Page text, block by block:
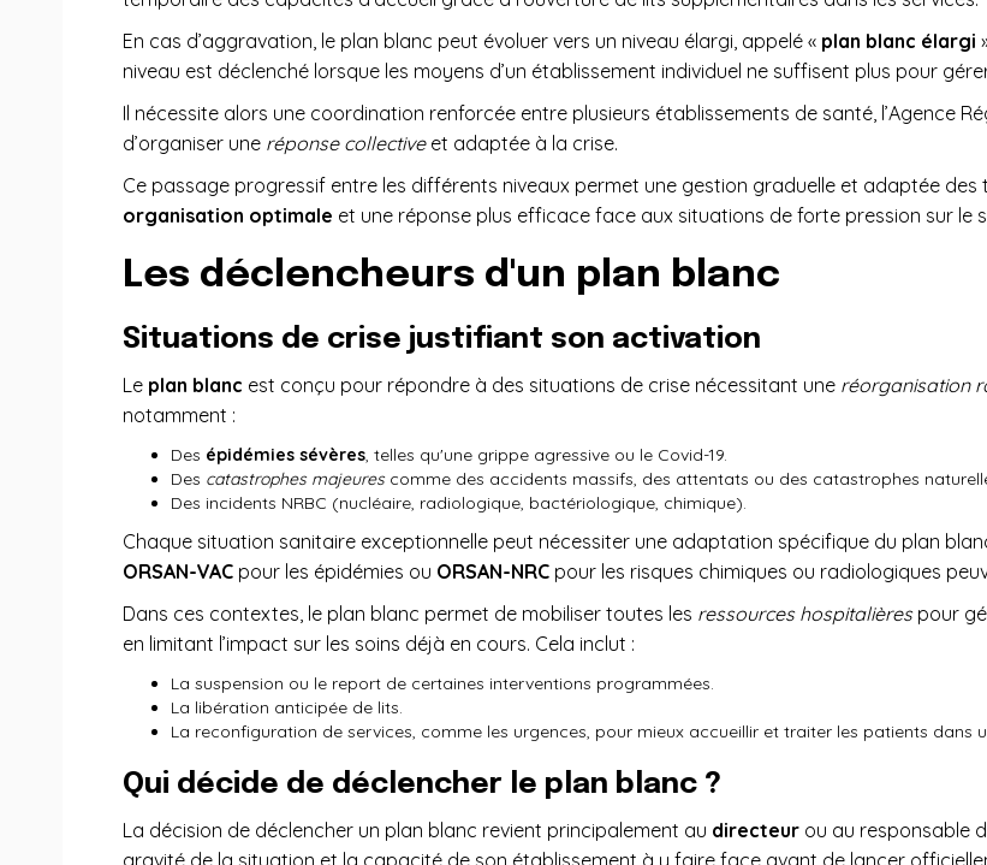
En cas d’aggravation, le plan blanc peut évoluer vers un niveau élargi, appelé « plan blanc élargi
niveau est déclenché lorsque les moyens d’un établissement individuel ne suffisent plus pour
Il nécessite alors une coordination renforcée entre plusieurs établissements de santé, l’Agence
d’organiser une réponse collectiveet adaptée à la crise.
Ce passage progressif entre les différents niveaux permet une gestion graduelle et adaptée
organisation optimale et une réponse plus efficace face aux situations de forte pression sur le
Les déclencheurs d'un plan blanc
Situations de crise justifiant son activation
Le plan blanc est conçu pour répondre à des situations de crise nécessitant une réorganisation
notamment :
Des épidémies sévères, telles qu'une grippe agressive ou le Covid-19.
Des catastrophes majeurescomme des accidents massifs, des attentats ou des catastrophes
Des incidents NRBC (nucléaire, radiologique, bactériologique, chimique).
Chaque situation sanitaire exceptionnelle peut nécessiter une adaptation spécifique du plan
ORSAN-VAC pour les épidémies ou ORSAN-NRC pour les risques chimiques ou radiologiques
Dans ces contextes, le plan blanc permet de mobiliser toutes les ressources hospitalièrespour
en limitant l’impact sur les soins déjà en cours. Cela inclut :
La suspension ou le report de certaines interventions programmées.
La libération anticipée de lits.
La reconfiguration de services, comme les urgences, pour mieux accueillir et traiter les patients dans
Qui décide de déclencher le plan blanc ?
La décision de déclencher un plan blanc revient principalement au directeur ou au responsable
gravité de la situation et la capacité de son établissement à y faire face avant de lancer